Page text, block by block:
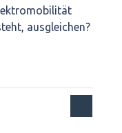
ausgleichen?